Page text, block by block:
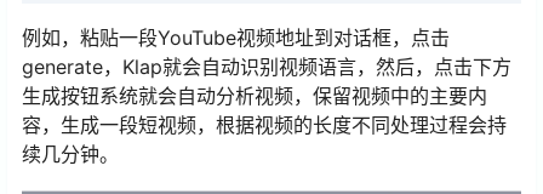
例如，粘贴一段YouTube视频地址到对话框，点击
generate，Klap就会自动识别视频语言，然后，点击下方
生成按钮系统就会自动分析视频，保留视频中的主要内
容，生成一段短视频，根据视频的长度不同处理过程会持
续几分钟。